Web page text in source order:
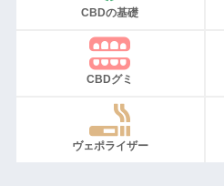
CBDの基礎
CBDグミ
ヴェポライザー